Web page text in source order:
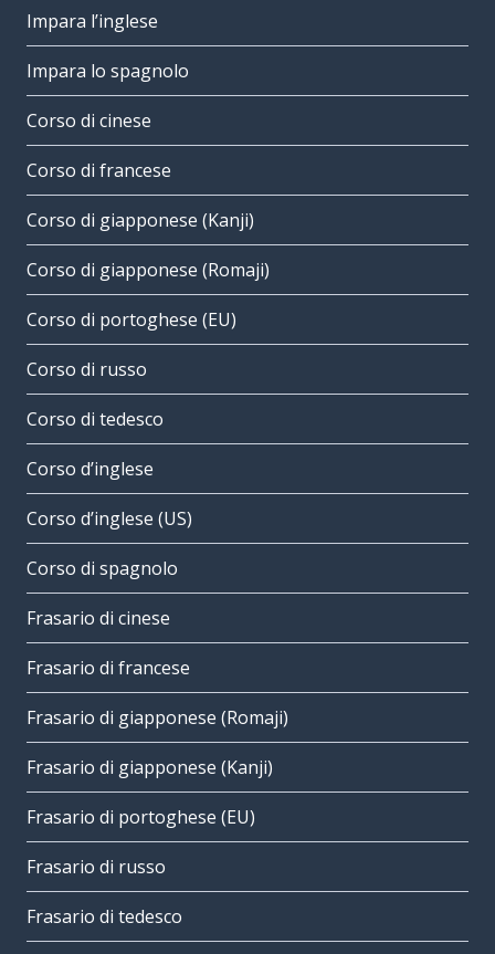
Impara l’inglese
Impara lo spagnolo
Corso di cinese
Corso di francese
Corso di giapponese (Kanji)
Corso di giapponese (Romaji)
Corso di portoghese (EU)
Corso di russo
Corso di tedesco
Corso d’inglese
Corso d’inglese (US)
Corso di spagnolo
Frasario di cinese
Frasario di francese
Frasario di giapponese (Romaji)
Frasario di giapponese (Kanji)
Frasario di portoghese (EU)
Frasario di russo
Frasario di tedesco